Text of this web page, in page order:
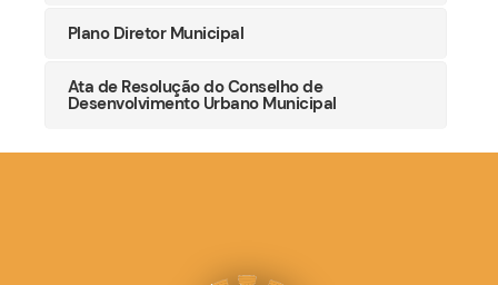
Plano Diretor Municipal
Ata de Resolução do Conselho de
Desenvolvimento Urbano Municipal